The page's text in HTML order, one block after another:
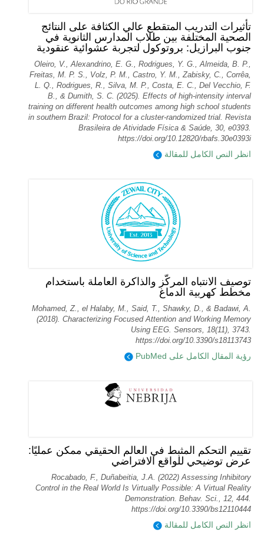
تأثيرات التدريب المتقطع عالي الكثافة على النتائج
الصحية المختلفة بين طلاب المدارس الثانوية في
جنوب البرازيل: بروتوكول لتجربة عشوائية عنقودية
Oleiro, V., Alexandrino, E. G., Rodrigues, Y. G., Almeida, B. P.,
Freitas, M. P. S., Volz, P. M., Castro, Y. M., Zabisky, C., Corrêa,
L. Q., Rodrigues, R., Silva, M. P., Costa, E. C., Del Vecchio, F.
B., & Dumith, S. C. (2025). Effects of high-intensity interval
training on different health outcomes among high school students
in southern Brazil: Protocol for a cluster-randomized trial. Revista
Brasileira de Atividade Física & Saúde, 30, e0393.
https://doi.org/10.12820/rbafs.30e0393i
انظر النص الكامل للمقالة
توصيف الانتباه المركّز والذاكرة العاملة باستخدام
مخطط كهربية الدماغ
Mohamed, Z., el Halaby, M., Said, T., Shawky, D., & Badawi, A.
(2018). Characterizing Focused Attention and Working Memory
Using EEG. Sensors, 18(11), 3743.
https://doi.org/10.3390/s18113743
رؤية المقال الكامل على PubMed
تقييم التحكم المثبط في العالم الحقيقي ممكن عمليًا:
عرض توضيحي للواقع الافتراضي
Rocabado, F., Duñabeitia, J.A. (2022) Assessing Inhibitory
Control in the Real World Is Virtually Possible: A Virtual Reality
Demonstration. Behav. Sci., 12, 444.
https://doi.org/10.3390/bs12110444
انظر النص الكامل للمقالة